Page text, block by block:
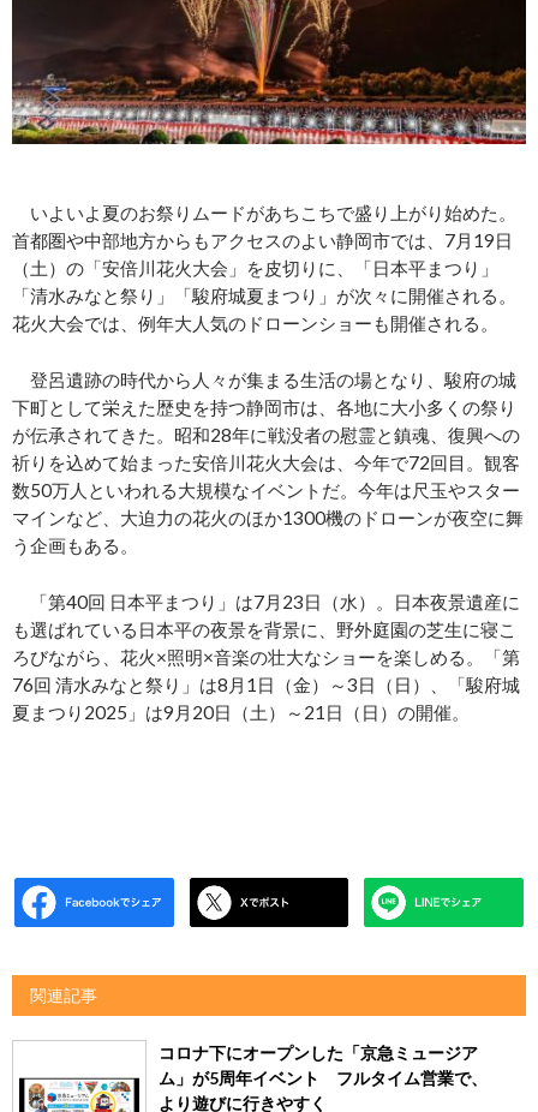
いよいよ夏のお祭りムードがあちこちで盛り上がり始めた。
首都圏や中部地方からもアクセスのよい静岡市では、7月19日
（土）の「安倍川花火大会」を皮切りに、「日本平まつり」
「清水みなと祭り」「駿府城夏まつり」が次々に開催される。
花火大会では、例年大人気のドローンショーも開催される。
登呂遺跡の時代から人々が集まる生活の場となり、駿府の城
下町として栄えた歴史を持つ静岡市は、各地に大小多くの祭り
が伝承されてきた。昭和28年に戦没者の慰霊と鎮魂、復興への
祈りを込めて始まった安倍川花火大会は、今年で72回目。観客
数50万人といわれる大規模なイベントだ。今年は尺玉やスター
マインなど、大迫力の花火のほか1300機のドローンが夜空に舞
う企画もある。
「第40回 日本平まつり」は7月23日（水）。日本夜景遺産に
も選ばれている日本平の夜景を背景に、野外庭園の芝生に寝こ
ろびながら、花火×照明×音楽の壮大なショーを楽しめる。「第
76回 清水みなと祭り」は8月1日（金）～3日（日）、「駿府城
夏まつり2025」は9月20日（土）～21日（日）の開催。
関連記事
コロナ下にオープンした「京急ミュージア
ム」が5周年イベント フルタイム営業で、
より遊びに行きやすく